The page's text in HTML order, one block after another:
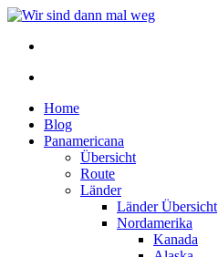
Home
Blog
Panamericana
Übersicht
Route
Länder
Länder Übersicht
Nordamerika
Kanada